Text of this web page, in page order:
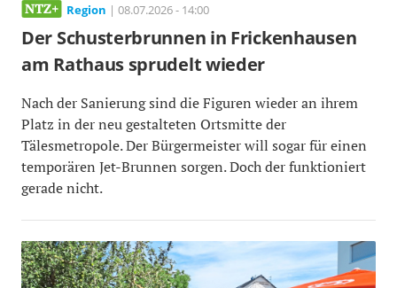
Region | 08.07.2026 - 14:00
Der Schusterbrunnen in Frickenhausen
am Rathaus sprudelt wieder
Nach der Sanierung sind die Figuren wieder an ihrem
Platz in der neu gestalteten Ortsmitte der
Tälesmetropole. Der Bürgermeister will sogar für einen
temporären Jet-Brunnen sorgen. Doch der funktioniert
gerade nicht.